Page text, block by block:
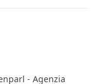
- Agenzia